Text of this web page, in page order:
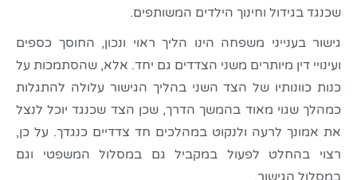
שכנגד בגידול וחינוך הילדים המשותפים.
גישור בענייני משפחה הינו הליך ראוי ונכון, החוסך כספים
ועינויי דין מיותרים משני הצדדים גם יחד. אלא, שהסתמכות על
כנות כוונותיו של הצד השני בהליך הגישור עלולה להתגלות
כמהלך שגוי מאוד בהמשך הדרך, שכן הצד שכנגד יוכל לנצל
את אמונך לרעה ולנקוט במהלכים חד צדדיים כנגדך. על כן,
רצוי בהחלט לפעול במקביל גם במסלול המשפטי וגם